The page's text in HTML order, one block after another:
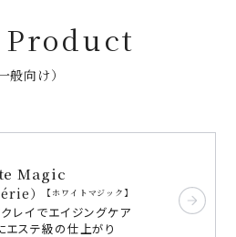
向け）
Magic
） ホワイトマジック
レイでエイジングケア
エステ級の仕上がり